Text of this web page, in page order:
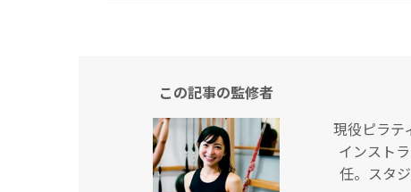
この記事の監修者
現役ピラテ
インスト
任。スタ